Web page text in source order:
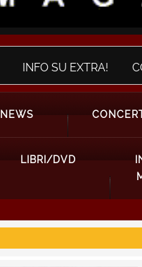
INFO SU EXTRA!
NEWS
LIBRI/DVD